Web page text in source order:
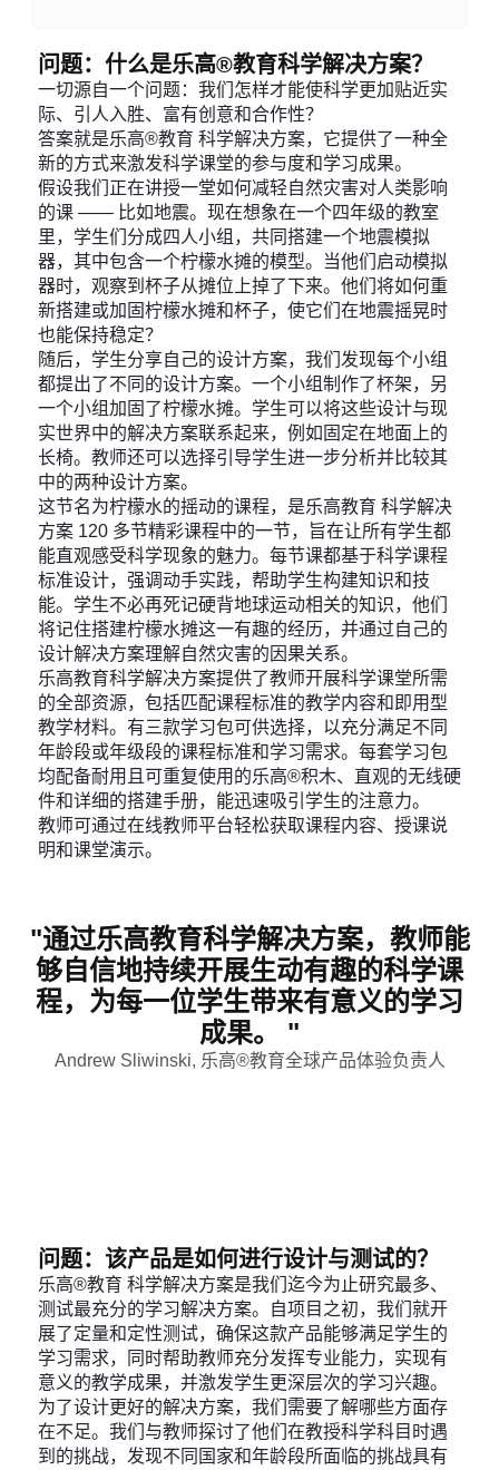
问题：什么是乐高®教育科学解决方案？
一切源自一个问题：我们怎样才能使科学更加贴近实
际、引人入胜、富有创意和合作性？
答案就是乐高®教育 科学解决方案，它提供了一种全
新的方式来激发科学课堂的参与度和学习成果。
假设我们正在讲授一堂如何减轻自然灾害对人类影响
的课 —— 比如地震。现在想象在一个四年级的教室
里，学生们分成四人小组，共同搭建一个地震模拟
器，其中包含一个柠檬水摊的模型。当他们启动模拟
器时，观察到杯子从摊位上掉了下来。他们将如何重
新搭建或加固柠檬水摊和杯子，使它们在地震摇晃时
也能保持稳定？
随后，学生分享自己的设计方案，我们发现每个小组
都提出了不同的设计方案。一个小组制作了杯架，另
一个小组加固了柠檬水摊。学生可以将这些设计与现
实世界中的解决方案联系起来，例如固定在地面上的
长椅。教师还可以选择引导学生进一步分析并比较其
中的两种设计方案。
这节名为柠檬水的摇动的课程，是乐高教育 科学解决
方案 120 多节精彩课程中的一节，旨在让所有学生都
能直观感受科学现象的魅力。每节课都基于科学课程
标准设计，强调动手实践，帮助学生构建知识和技
能。学生不必再死记硬背地球运动相关的知识，他们
将记住搭建柠檬水摊这一有趣的经历，并通过自己的
设计解决方案理解自然灾害的因果关系。
乐高教育科学解决方案提供了教师开展科学课堂所需
的全部资源，包括匹配课程标准的教学内容和即用型
教学材料。有三款学习包可供选择，以充分满足不同
年龄段或年级段的课程标准和学习需求。每套学习包
均配备耐用且可重复使用的乐高®积木、直观的无线硬
件和详细的搭建手册，能迅速吸引学生的注意力。
教师可通过在线教师平台轻松获取课程内容、授课说
明和课堂演示。
"通过乐高教育科学解决方案，教师能
够自信地持续开展生动有趣的科学课
程，为每一位学生带来有意义的学习
成果。 "
Andrew Sliwinski, 乐高®教育全球产品体验负责人
问题：该产品是如何进行设计与测试的？
乐高®教育 科学解决方案是我们迄今为止研究最多、
测试最充分的学习解决方案。自项目之初，我们就开
展了定量和定性测试，确保这款产品能够满足学生的
学习需求，同时帮助教师充分发挥专业能力，实现有
意义的教学成果，并激发学生更深层次的学习兴趣。
为了设计更好的解决方案，我们需要了解哪些方面存
在不足。我们与教师探讨了他们在教授科学科目时遇
到的挑战，发现不同国家和年龄段所面临的挑战具有